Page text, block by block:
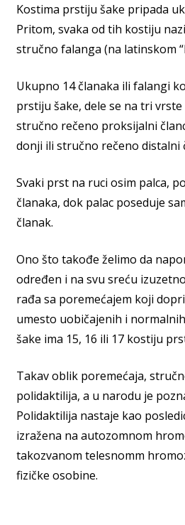
Kostima prstiju šake pripada
Pritom, svaka od tih kostiju
stručno falanga (na latinskom
Ukupno 14 članaka ili falangi
prstiju šake, dele se na tri
stručno rečeno proksijalni
donji ili stručno rečeno distalni
Svaki prst na ruci osim palca,
članaka, dok palac poseduje
članak.
Ono što takođe želimo da
određen i na svu sreću
rađa sa poremećajem koji
umesto uobičajenih i
šake ima 15, 16 ili 17 kostiju
Takav oblik poremećaja,
polidaktilija, a u narodu je
Polidaktilija nastaje kao
izražena na autozomnom
takozvanom telesnomm
fizičke osobine.